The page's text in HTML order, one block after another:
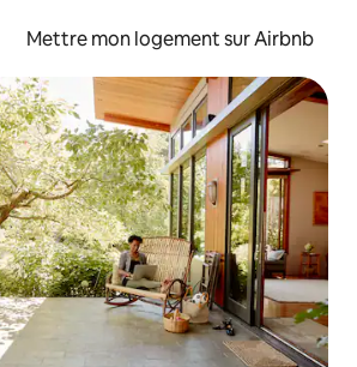
Mettre mon logement sur Airbnb